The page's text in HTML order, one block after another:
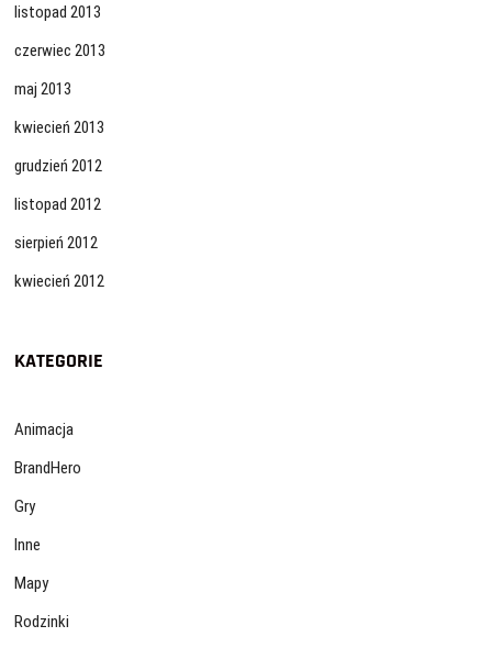
listopad 2013
czerwiec 2013
maj 2013
kwiecień 2013
grudzień 2012
listopad 2012
sierpień 2012
kwiecień 2012
KATEGORIE
Animacja
BrandHero
Gry
Inne
Mapy
Rodzinki